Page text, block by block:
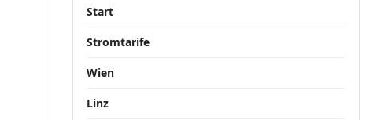
Start
Stromtarife
Wien
Linz